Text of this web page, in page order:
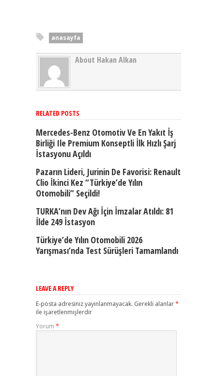
anasayfa
About Hakan Alkan
RELATED POSTS
Mercedes-Benz Otomotiv Ve En Yakıt İş
Birliği Ile Premium Konseptli İlk Hızlı Şarj
İstasyonu Açıldı
Pazarın Lideri, Jurinin De Favorisi: Renault
Clio İkinci Kez “Türkiye’de Yılın
Otomobili” Seçildi!
TURKA’nın Dev Ağı İçin İmzalar Atıldı: 81
İlde 249 İstasyon
Türkiye’de Yılın Otomobili 2026
Yarışması’nda Test Sürüşleri Tamamlandı
LEAVE A REPLY
E-posta adresiniz yayınlanmayacak. Gerekli alanlar*
ile işaretlenmişlerdir
Yorum *